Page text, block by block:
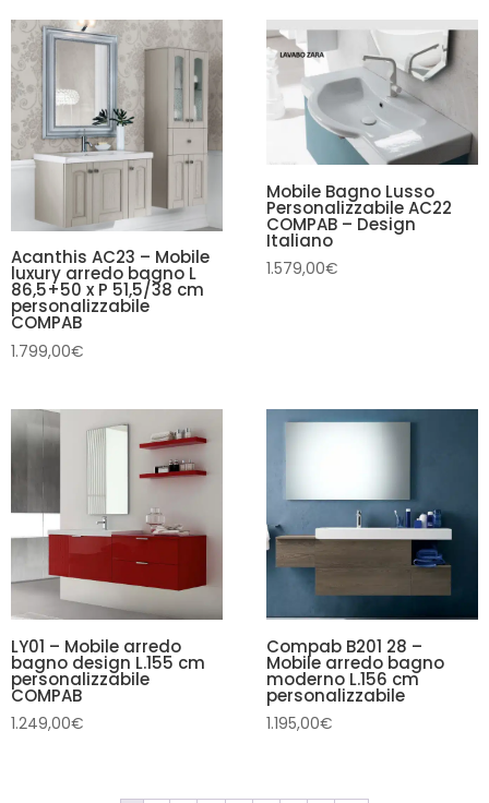
Acanthis AC23 – Mobile
luxury arredo bagno L
86,5+50 x P 51,5/38 cm
personalizzabile
COMPAB
1.799,00€
Mobile Bagno Lusso
Personalizzabile AC22
COMPAB – Design
Italiano
1.579,00€
LY01 – Mobile arredo
bagno design L.155 cm
personalizzabile
COMPAB
1.249,00€
Compab B201 28 –
Mobile arredo bagno
moderno L.156 cm
personalizzabile
1.195,00€